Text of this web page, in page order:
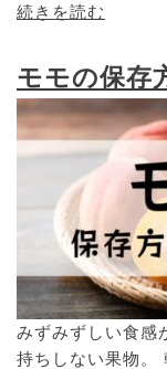
続きを読む
モモの保存
みずみずしい食感
持ちしない果物。